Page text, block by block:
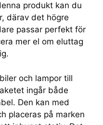
produkt kan du
därav det högre
passar perfekt för
mer el om eluttag
och lampor till
ingår både
Den kan med
placeras på marken